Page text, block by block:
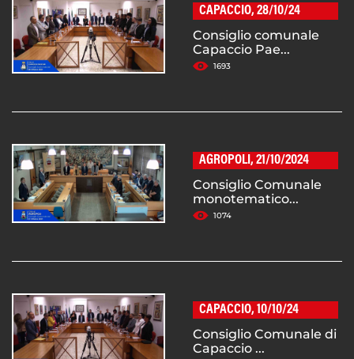
CAPACCIO, 28/10/24
Consiglio comunale
Capaccio Pae...
1693
AGROPOLI, 21/10/2024
Consiglio Comunale
monotematico...
1074
CAPACCIO, 10/10/24
Consiglio Comunale di
Capaccio ...